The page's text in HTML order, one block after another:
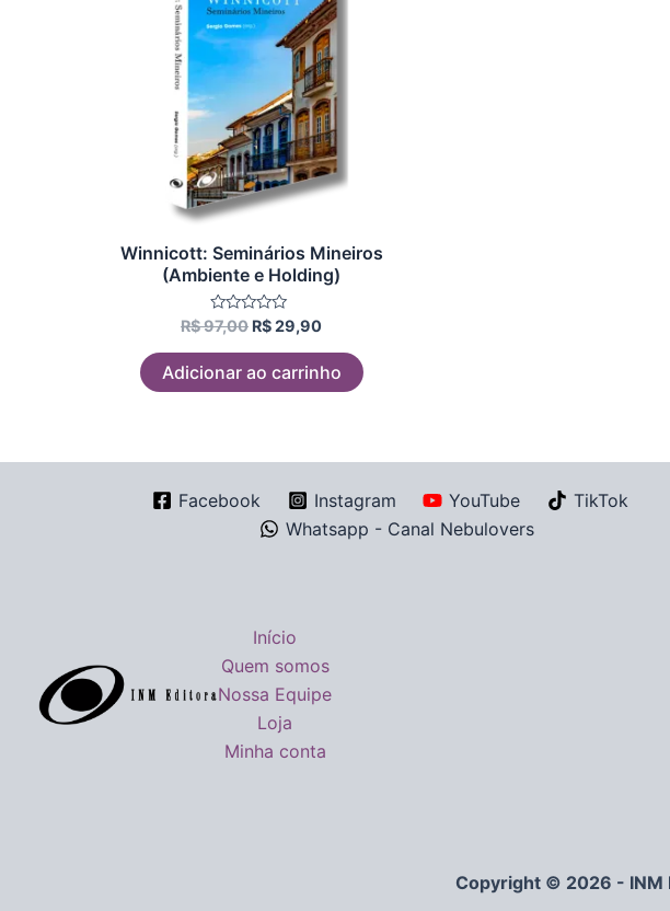
Winnicott: Seminários Mineiros
(Ambiente e Holding)
Avaliação
de
5
R$97,00
R$ 97,00.
R$29,90
R$ 29,90.
Adicionar ao carrinho
Facebook Instagram YouTube
TikTok
Whatsapp - Canal Nebulovers
Início
Quem somos
Nossa Equipe
Loja
Minha conta
Copyright © 2026 - INM